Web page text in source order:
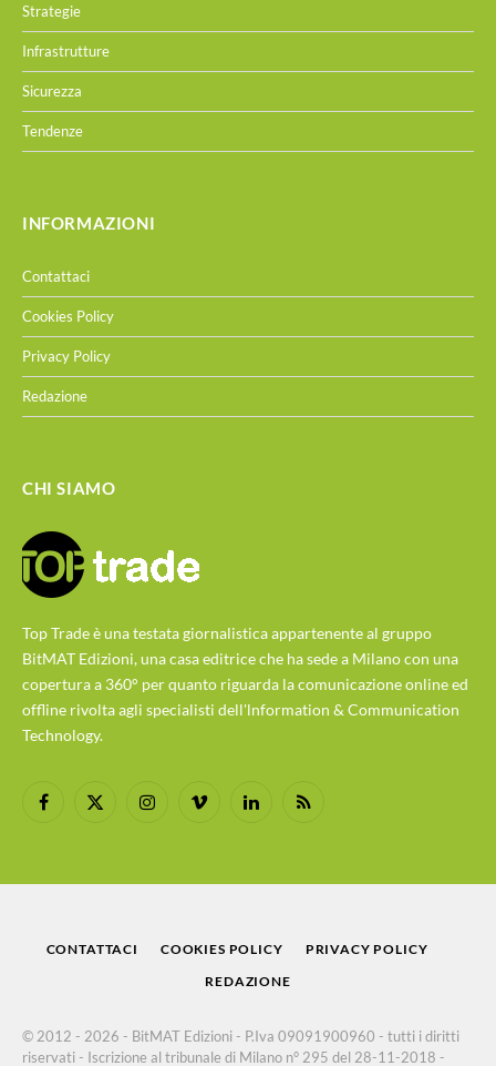
Strategie
Infrastrutture
Sicurezza
Tendenze
INFORMAZIONI
Contattaci
Cookies Policy
Privacy Policy
Redazione
CHI SIAMO
Top Trade è una testata giornalistica appartenente al gruppo
BitMAT Edizioni, una casa editrice che ha sede a Milano con una
copertura a 360° per quanto riguarda la comunicazione online ed
offline rivolta agli specialisti dell'lnformation & Communication
Technology.
Facebook
X
InstagramVimeo LinkedInRSS
CONTATTACI COOKIES POLICY
PRIVACY POLICY
REDAZIONE
© 2012 - 2026 - BitMAT Edizioni - P.Iva 09091900960 - tutti i diritti
riservati - Iscrizione al tribunale di Milano n° 295 del 28-11-2018 -